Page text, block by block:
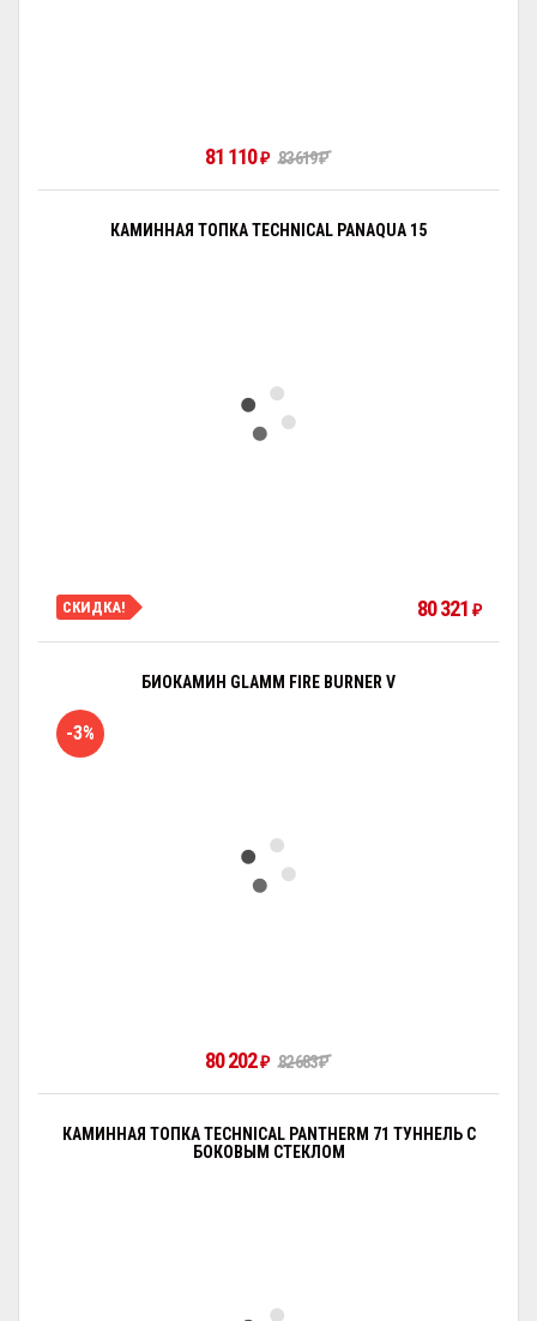
81 110₽ 83 619₽
КАМИННАЯ ТОПКА TECHNICAL PANAQUA 15
СКИДКА! 80 321 ₽
БИОКАМИН GLAMM FIRE BURNER V
-3%
80 202₽ 82 683₽
КАМИННАЯ ТОПКА TECHNICAL PANTHERM 71 ТУННЕЛЬ С
БОКОВЫМ СТЕКЛОМ